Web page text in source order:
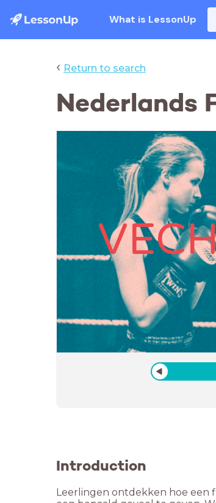
What is LessonUp
‹ Return to search
Nederlands
Introduction
Leerlingen ontdekken hoe een